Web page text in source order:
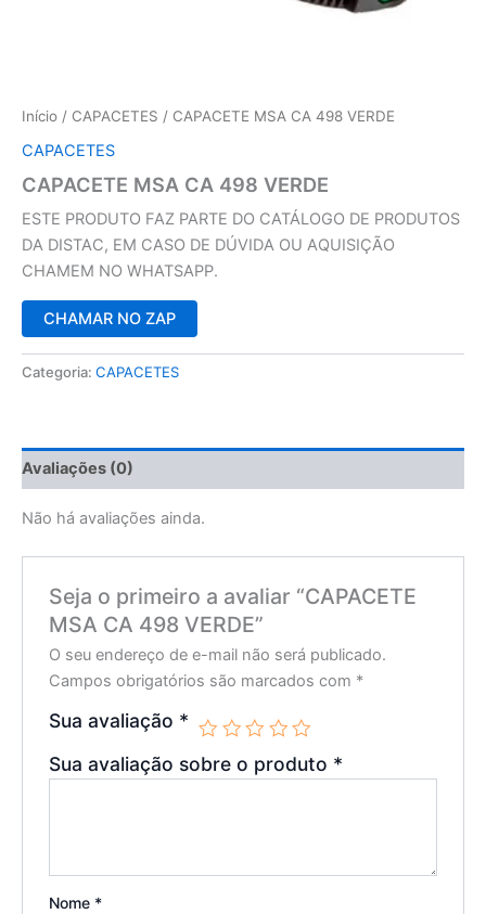
Início / CAPACETES / CAPACETE MSA CA 498 VERDE
CAPACETES
CAPACETE MSA CA 498 VERDE
ESTE PRODUTO FAZ PARTE DO CATÁLOGO DE PRODUTOS
DA DISTAC, EM CASO DE DÚVIDA OU AQUISIÇÃO
CHAMEM NO WHATSAPP.
CHAMAR NO ZAP
Categoria: CAPACETES
Avaliações (0)
Não há avaliações ainda.
Seja o primeiro a avaliar “CAPACETE
MSA CA 498 VERDE”
O seu endereço de e-mail não será publicado.
Campos obrigatórios são marcados com *
Sua avaliação *
Sua avaliação sobre o produto *
Nome *